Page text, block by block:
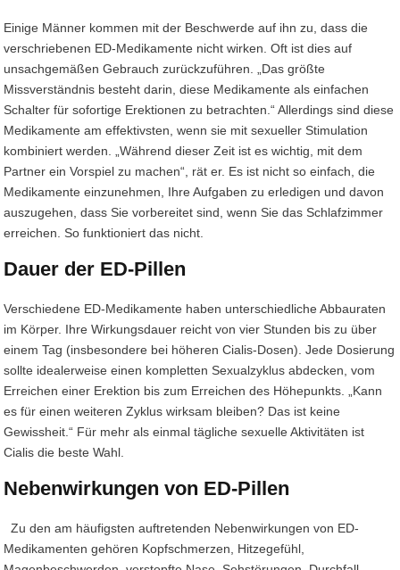
Einige Männer kommen mit der Beschwerde auf ihn zu, dass die
verschriebenen ED-Medikamente nicht wirken. Oft ist dies auf
unsachgemäßen Gebrauch zurückzuführen. „Das größte
Missverständnis besteht darin, diese Medikamente als einfachen
Schalter für sofortige Erektionen zu betrachten.“ Allerdings sind diese
Medikamente am effektivsten, wenn sie mit sexueller Stimulation
kombiniert werden. „Während dieser Zeit ist es wichtig, mit dem
Partner ein Vorspiel zu machen“, rät er. Es ist nicht so einfach, die
Medikamente einzunehmen, Ihre Aufgaben zu erledigen und davon
auszugehen, dass Sie vorbereitet sind, wenn Sie das Schlafzimmer
erreichen. So funktioniert das nicht.
Dauer der ED-Pillen
Verschiedene ED-Medikamente haben unterschiedliche Abbauraten
im Körper. Ihre Wirkungsdauer reicht von vier Stunden bis zu über
einem Tag (insbesondere bei höheren Cialis-Dosen). Jede Dosierung
sollte idealerweise einen kompletten Sexualzyklus abdecken, vom
Erreichen einer Erektion bis zum Erreichen des Höhepunkts. „Kann
es für einen weiteren Zyklus wirksam bleiben? Das ist keine
Gewissheit.“ Für mehr als einmal tägliche sexuelle Aktivitäten ist
Cialis die beste Wahl.
Nebenwirkungen von ED-Pillen
Zu den am häufigsten auftretenden Nebenwirkungen von ED-
Medikamenten gehören Kopfschmerzen, Hitzegefühl,